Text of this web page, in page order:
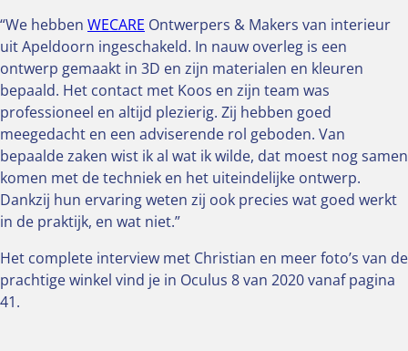
“We hebben WECARE Ontwerpers & Makers van interieur
uit Apeldoorn ingeschakeld. In nauw overleg is een
ontwerp gemaakt in 3D en zijn materialen en kleuren
bepaald. Het contact met Koos en zijn team was
professioneel en altijd plezierig. Zij hebben goed
meegedacht en een adviserende rol geboden. Van
bepaalde zaken wist ik al wat ik wilde, dat moest nog samen
komen met de techniek en het uiteindelijke ontwerp.
Dankzij hun ervaring weten zij ook precies wat goed werkt
in de praktijk, en wat niet.”
Het complete interview met Christian en meer foto’s van de
prachtige winkel vind je in Oculus 8 van 2020 vanaf pagina
41.